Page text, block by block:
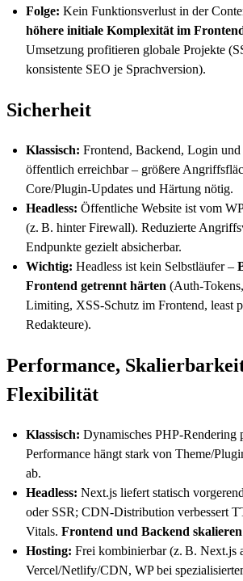
Folge: Kein Funktionsverlust in der
höhere initiale Komplexität im
Umsetzung profitieren globale Projekte
konsistente SEO je Sprachversion).
Sicherheit
Klassisch: Frontend, Backend, Login und
öffentlich erreichbar – größere
Core/Plugin-Updates und Härtung nötig.
Headless: Öffentliche Website ist vom
(z. B. hinter Firewall). Reduzierte
Endpunkte gezielt absicherbar.
Wichtig: Headless ist kein Selbstläufer –
Frontend getrennt härten (Auth-
Limiting, XSS-Schutz im Frontend, least
Redakteure).
Performance,
Flexibilität
Klassisch: Dynamisches PHP-Rendering
Performance hängt stark von Theme/
ab.
Headless: Next.js liefert statisch
oder SSR; CDN-Distribution verbessert
Vitals. Frontend und Backend
Hosting: Frei kombinierbar (z. B. Next.js
Vercel/Netlify/CDN, WP bei